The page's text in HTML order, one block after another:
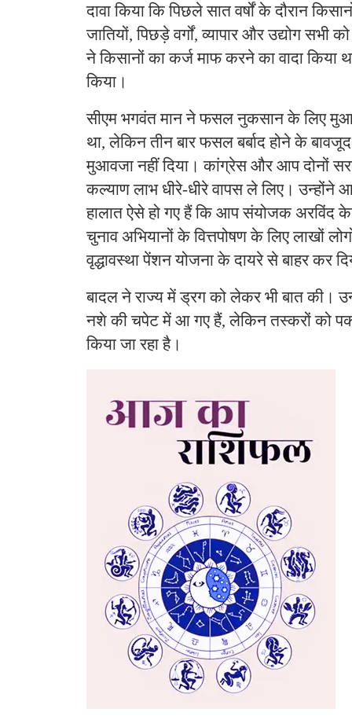
दावा किया कि पिछले सात वर्षों के दौरान
जातियों, पिछड़े वर्गों, व्यापार और उद्योग
ने किसानों का कर्ज माफ करने का वादा किया
किया।
सीएम भगवंत मान ने फसल नुकसान के लिए
था, लेकिन तीन बार फसल बर्बाद होने के
मुआवजा नहीं दिया। कांग्रेस और आप दोनों
कल्याण लाभ धीरे-धीरे वापस ले लिए। उन्होंने
हालात ऐसे हो गए हैं कि आप संयोजक अरविंद
चुनाव अभियानों के वित्तपोषण के लिए लाखों
वृद्धावस्था पेंशन योजना के दायरे से बाहर कर
बादल ने राज्य में ड्रग को लेकर भी बात की।
नशे की चपेट में आ गए हैं, लेकिन तस्करों को
किया जा रहा है।